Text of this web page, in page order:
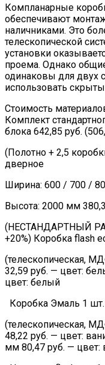
Компланарные
обеспечивают
наличниками. Это
телескопической
установки
проема. Однако
одинаковы для двух
использовать
Стоимость
Комплект
блока 642,85 руб.
(Полотно + 2,5
дверное
Ширина: 600 / 700 /
Высота: 2000 мм
(НЕСТАНДАРТНЫЙ
+20%) Коробка flash
(телескопическая,
32,59 руб. — цвет:
цвет: белый
Коробка Эмаль 1 шт.
(телескопическая,
48,22 руб. — цвет:
мм 80,47 руб. — цвет: